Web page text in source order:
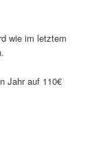
wie im letztem
Jahr auf 110€